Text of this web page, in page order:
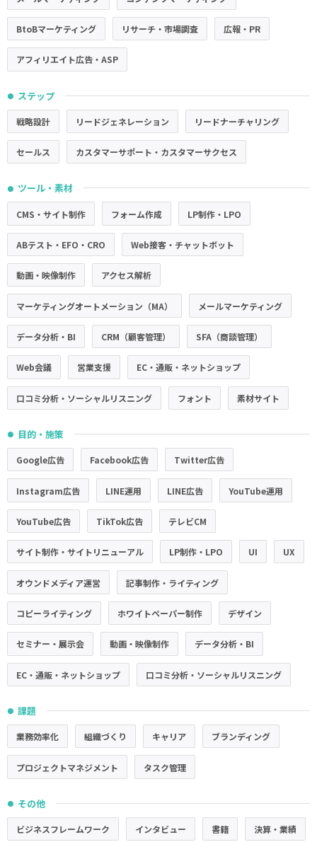
BtoBマーケティング リサーチ・市場調査 広報・PR
アフィリエイト広告・ASP
● ステップ
戦略設計 リードジェネレーション リードナーチャリング
セールス カスタマーサポート・カスタマーサクセス
● ツール・素材
CMS・サイト制作 フォーム作成 LP制作・LPO
ABテスト・EFO・CRO Web接客・チャットボット
動画・映像制作 アクセス解析
マーケティングオートメーション（MA） メールマーケティング
データ分析・BI CRM（顧客管理） SFA（商談管理）
Web会議 営業支援 EC・通販・ネットショップ
口コミ分析・ソーシャルリスニング フォント 素材サイト
● 目的・施策
Google広告 Facebook広告 Twitter広告
Instagram広告 LINE運用 LINE広告 YouTube運用
YouTube広告 TikTok広告 テレビCM
サイト制作・サイトリニューアル LP制作・LPO UI UX
オウンドメディア運営 記事制作・ライティング
コピーライティング ホワイトペーパー制作 デザイン
セミナー・展示会 動画・映像制作 データ分析・BI
EC・通販・ネットショップ 口コミ分析・ソーシャルリスニング
● 課題
業務効率化 組織づくり キャリア ブランディング
プロジェクトマネジメント タスク管理
● その他
ビジネスフレームワーク インタビュー 書籍 決算・業績